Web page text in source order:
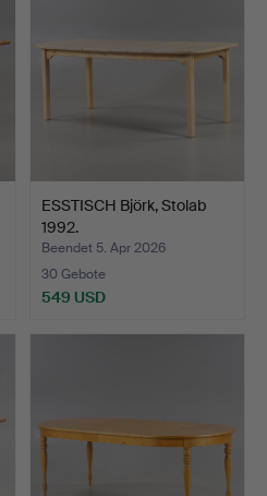
ESSTISCH Björk, Stolab
1992.
Beendet 5. Apr 2026
30 Gebote
549 USD